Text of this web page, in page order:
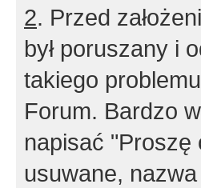
2. Przed
był poruszany i
takiego
Forum. Bardzo
napisać "Proszę
usuwane,